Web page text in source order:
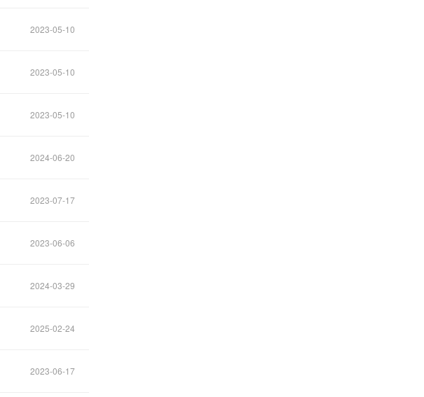
2023-05-10
2023-05-10
2023-05-10
2024-06-20
2023-07-17
2023-06-06
2024-03-29
2025-02-24
2023-06-17